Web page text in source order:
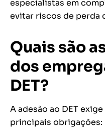
especialistas em
evitar riscos de perda
Quais são
dos
DET?
A adesão ao DET
principais obrigações: